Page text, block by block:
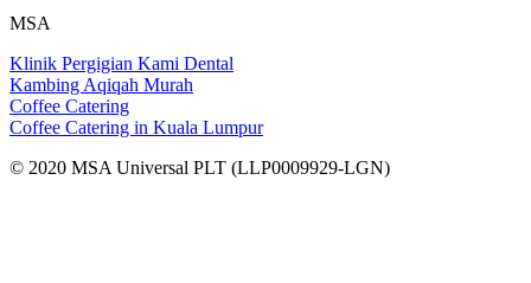
MSA
Klinik Pergigian Kami Dental
Kambing Aqiqah Murah
Coffee Catering
Coffee Catering in Kuala Lumpur
© 2020 MSA Universal PLT (LLP0009929-LGN)